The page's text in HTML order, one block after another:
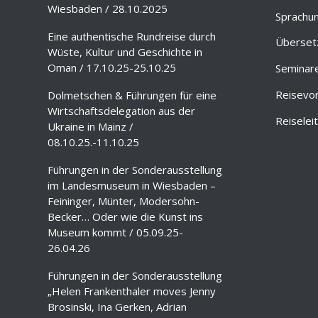
Wiesbaden / 28.10.2025
Eine authentische Rundreise durch
Wüste, Kultur und Geschichte in
Oman / 17.10.25-25.10.25
Dolmetschen & Führungen für eine
Wirtschaftsdelegation aus der
Ukraine in Mainz /
08.10.25.-11.10.25
Führungen in der Sonderausstellung
im Landesmuseum in Wiesbaden –
Feininger, Münter, Modersohn-
Becker… Oder wie die Kunst ins
Museum kommt / 05.09.25-
26.04.26
Führungen in der Sonderausstellung
„Helen Frankenthaler moves Jenny
Brosinski, Ina Gerken, Adrian